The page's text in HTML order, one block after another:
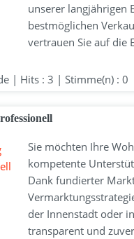
unserer langjährigen
bestmöglichen
vertrauen Sie auf die
| Hits : 3 | Stimme(n) : 0
Sie möchten Ihre
kompetente
Dank fundierter
der Innenstadt oder
transparent und